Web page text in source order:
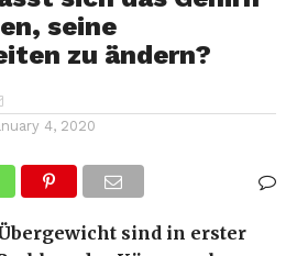
seine
zu ändern?
4, 2020
sind in erster